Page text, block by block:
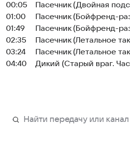
00:05
Пасечник (Двойная
01:00
Пасечник (Бойфренд-
01:49
Пасечник (Бойфренд-
02:35
Пасечник (Летальное
03:24
Пасечник (Летальное
04:40
Дикий (Старый враг.